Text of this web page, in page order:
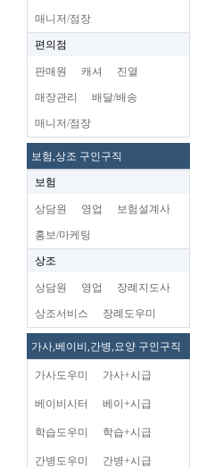
매니저/점장
편의점
판매원 캐셔 진열
매장관리 배달/배송
매니저/점장
보험,상조 구인구직
보험
상담원 영업 보험설계사
홍보/마케팅
상조
상담원 영업 장례지도사
상조서비스 장례도우미
가사,베이비,간병,요양 구인구직
가사도우미 가사+시급
베이비시터 베이+시급
학습도우미 학습+시급
간병도우미 간병+시급